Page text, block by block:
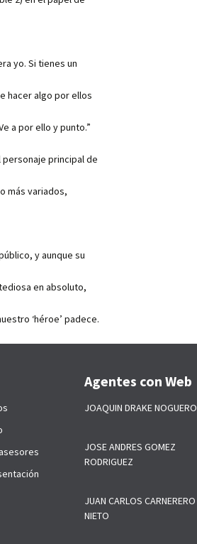
yo. Si tienes un
hacer algo por ellos
a por ello y punto.”
personaje principal de
más variados,
y aunque su
en absoluto,
‘héroe’ padece.
Agentes con Web
JOAQUIN DRAKE NOGUERO
JOSE ANDRES GOMEZ
RODRIGUEZ
JUAN CARLOS CARNERERO
NIETO